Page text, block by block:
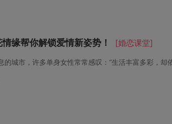
缘帮你解锁爱情新姿势！ [婚恋课堂]